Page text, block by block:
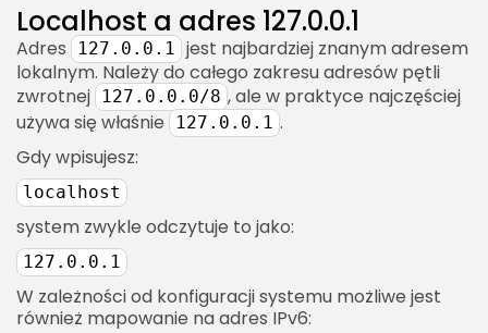
Localhost a adres 127.0.0.1
Adres 127.0.0.1 jest najbardziej znanym adresem
lokalnym. Należy do całego zakresu adresów pętli
zwrotnej
127.0.0.0/8 , ale w praktyce najczęściej
używa się właśnie
127.0.0.1 .
Gdy wpisujesz:
localhost
system zwykle odczytuje to jako:
127.0.0.1
W zależności od konfiguracji systemu możliwe jest
również mapowanie na adres IPv6:
Środowisko produkcyjne
Localhost w konfiguracji aplikacji
Dlaczego warto używać zmiennych
środowiskowych?
Localhost a reverse proxy
Dlaczego aplikacja produkcyjna może działać
na localhost?
Localhost a serwer produkcyjny
Przykład różnicy kontekstu
Localhost a dostęp z telefonu